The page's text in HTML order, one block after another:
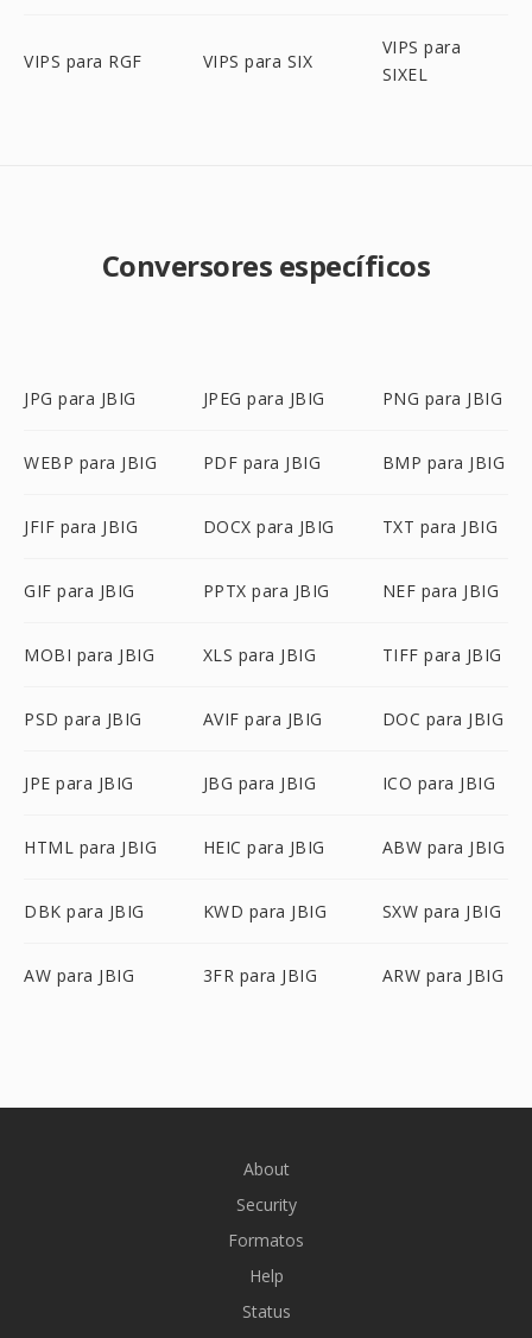
VIPS para RGF VIPS para SIX
VIPS para
SIXEL
Conversores específicos
JPG para JBIG JPEG para JBIG PNG para JBIG
WEBP para JBIG PDF para JBIG BMP para JBIG
JFIF para JBIG DOCX para JBIG TXT para JBIG
GIF para JBIG PPTX para JBIG NEF para JBIG
MOBI para JBIG XLS para JBIG TIFF para JBIG
PSD para JBIG AVIF para JBIG DOC para JBIG
JPE para JBIG JBG para JBIG ICO para JBIG
HTML para JBIG HEIC para JBIG ABW para JBIG
DBK para JBIG KWD para JBIG SXW para JBIG
AW para JBIG 3FR para JBIG ARW para JBIG
About
Security
Formatos
Help
Status